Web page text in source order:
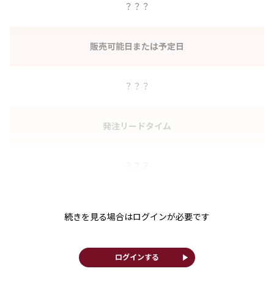
？？？
販売可能日または予定日
？？？
発注リードタイム
続きを見る場合はログインが必要です
ログインする play_arrow